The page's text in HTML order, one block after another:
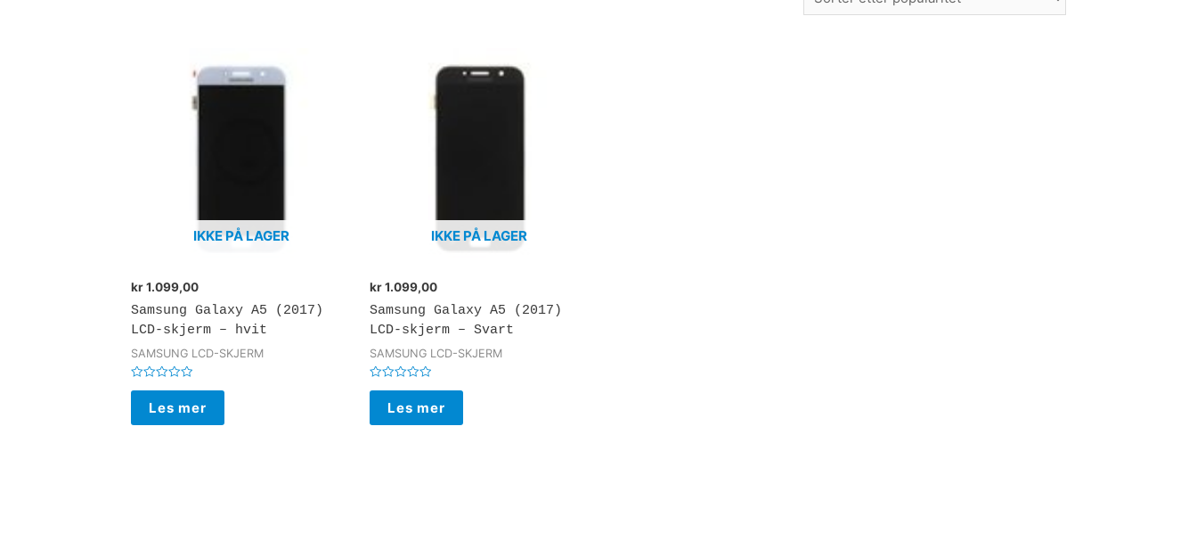
IKKE PÅ LAGER
kr1.099,00
Samsung Galaxy A5 (2017)
LCD-skjerm – hvit
SAMSUNG LCD-SKJERM
Vurdert
5
Les mer
IKKE PÅ LAGER
kr1.099,00
Samsung Galaxy A5 (2017)
LCD-skjerm – Svart
SAMSUNG LCD-SKJERM
Vurdert
5
Les mer